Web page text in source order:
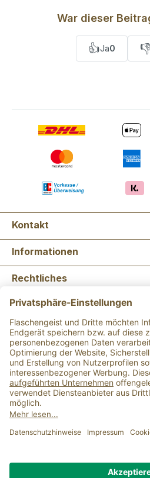
War dieser
👍Ja0 👎
Kontakt
Informationen
Rechtliches
Newsletter abonnieren
Flaschengeist Bonn
Alle Preise inkl. gesetzl.
Versandkosten
beträgt